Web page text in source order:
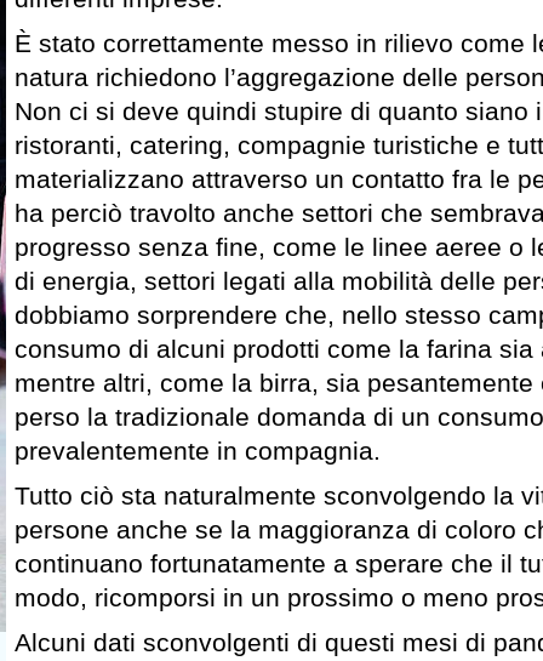
È stato correttamente messo in rilievo come
natura richiedono l’aggregazione delle
Non ci si deve quindi stupire di quanto siano
ristoranti, catering, compagnie turistiche e
materializzano attraverso un contatto fra le
ha perciò travolto anche settori che
progresso senza fine, come le linee aeree o
di energia, settori legati alla mobilità delle
dobbiamo sorprendere che, nello stesso
consumo di alcuni prodotti come la farina sia
mentre altri, come la birra, sia
perso la tradizionale domanda di un
prevalentemente in compagnia.
Tutto ciò sta naturalmente sconvolgendo la
persone anche se la maggioranza di coloro
continuano fortunatamente a sperare che il
modo, ricomporsi in un prossimo o meno
Alcuni dati sconvolgenti di questi mesi di